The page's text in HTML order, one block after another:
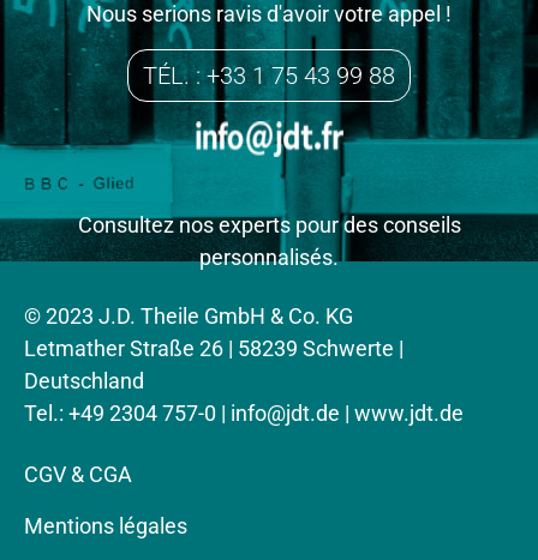
Nous serions ravis d'avoir votre appel !
TÉL. : +33 1 75 43 99 88
Consultez nos experts pour des conseils
personnalisés.
© 2023 J.D. Theile GmbH & Co. KG
Letmather Straße 26 | 58239 Schwerte |
Deutschland
Tel.: +49 2304 757-0 | info@jdt.de | www.jdt.de
CGV & CGA
Mentions légales